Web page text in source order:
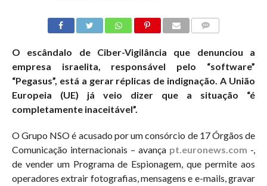
O escândalo de Ciber-Vigilância que denunciou a
empresa israelita, responsável pelo “software”
“Pegasus”, está a gerar réplicas de indignação. A União
Europeia (UE) já veio dizer que a situação “é
completamente inaceitável”.
O Grupo NSO é acusado por um consórcio de 17 Órgãos de
Comunicação internacionais – avança pt.euronews.com -,
de vender um Programa de Espionagem, que permite aos
operadores extrair fotografias, mensagens e e-mails, gravar